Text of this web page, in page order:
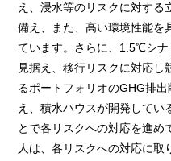
え、浸水等のリスクに対する
備え、また、高い環境性能を
ています。さらに、1.5℃シ
見据え、移行リスクに対応し
るポートフォリオのGHG排
え、積水ハウスが開発してい
とで各リスクへの対応を進め
人は、各リスクへの対応に